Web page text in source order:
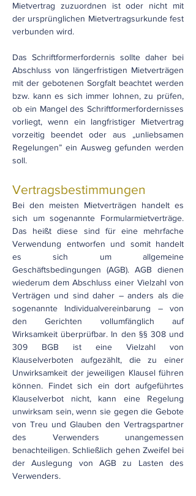
Mietvertrag zuzuordnen ist oder nicht mit
der ursprünglichen Mietvertragsurkunde fest
verbunden wird.
Das Schriftformerfordernis sollte daher bei
Abschluss von längerfristigen Mietverträgen
mit der gebotenen Sorgfalt beachtet werden
bzw. kann es sich immer lohnen, zu prüfen,
ob ein Mangel des Schriftformerfordernisses
vorliegt, wenn ein langfristiger Mietvertrag
vorzeitig beendet oder aus „unliebsamen
Regelungen” ein Ausweg gefunden werden
soll.
Vertragsbestimmungen
Bei den meisten Mietverträgen handelt es
sich um sogenannte Formularmietverträge.
Das heißt diese sind für eine mehrfache
Verwendung entworfen und somit handelt
es sich um allgemeine
Geschäftsbedingungen (AGB). AGB dienen
wiederum dem Abschluss einer Vielzahl von
Verträgen und sind daher – anders als die
sogenannte Individualvereinbarung – von
den Gerichten vollumfänglich auf
Wirksamkeit überprüfbar. In den §§ 308 und
309 BGB ist eine Vielzahl von
Klauselverboten aufgezählt, die zu einer
Unwirksamkeit der jeweiligen Klausel führen
können. Findet sich ein dort aufgeführtes
Klauselverbot nicht, kann eine Regelung
unwirksam sein, wenn sie gegen die Gebote
von Treu und Glauben den Vertragspartner
des Verwenders unangemessen
benachteiligen. Schließlich gehen Zweifel bei
der Auslegung von AGB zu Lasten des
Verwenders.